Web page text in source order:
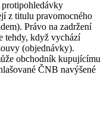
z titulu pravomocného
Právo na zadržení
tehdy, když vychází
(objednávky).
obchodník kupujícímu
ČNB navýšené